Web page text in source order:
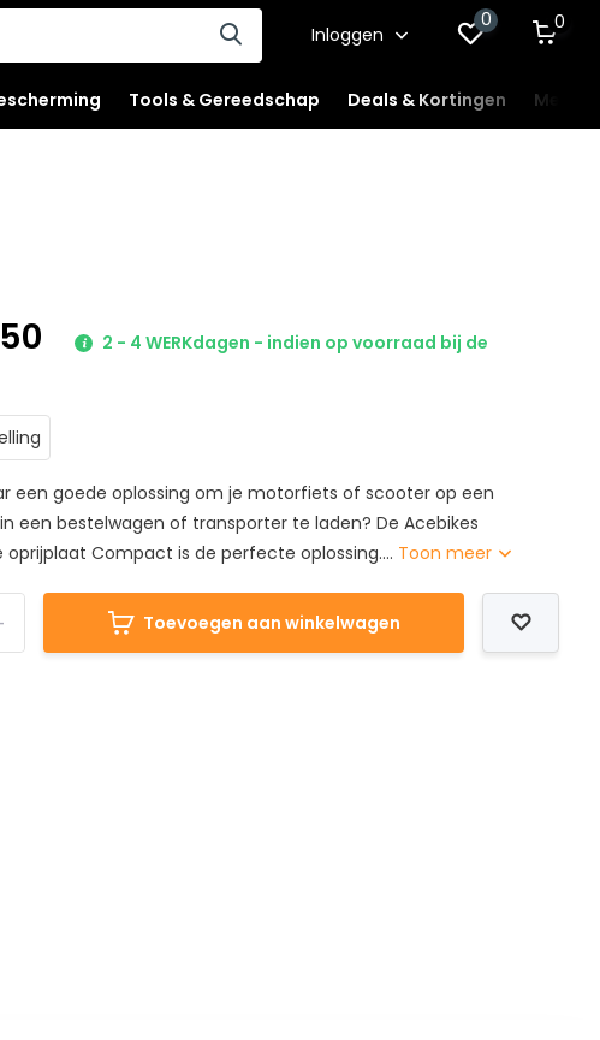
Inloggen
0 0
Tools & Gereedschap Deals & Kortingen
2 - 4 WERKdagen - indien op voorraad bij de
een goede oplossing om je motorfiets of scooter op een
een bestelwagen of transporter te laden? De Acebikes
oprijplaat Compact is de perfecte oplossing.... Toon meer
Toevoegen aan winkelwagen